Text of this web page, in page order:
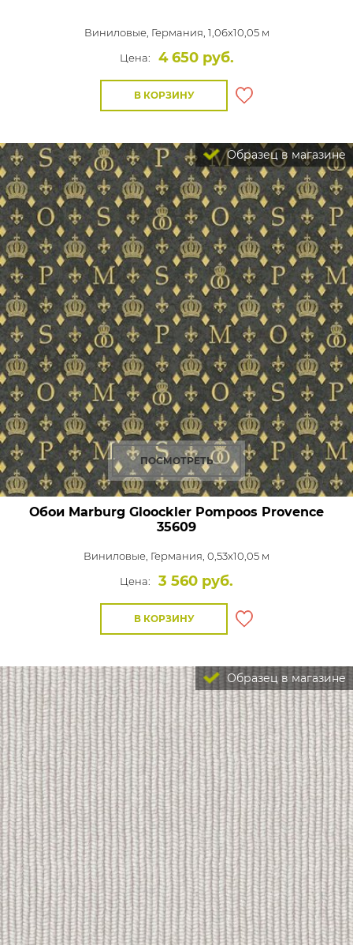
Виниловые, Германия, 1,06x10,05 м
Цена:
4 650 руб.
В КОРЗИНУ
Образец в магазине
ПОСМОТРЕТЬ
Обои Marburg Gloockler Pompoos Provence
35609
Виниловые, Германия, 0,53x10,05 м
Цена:
3 560 руб.
В КОРЗИНУ
Образец в магазине